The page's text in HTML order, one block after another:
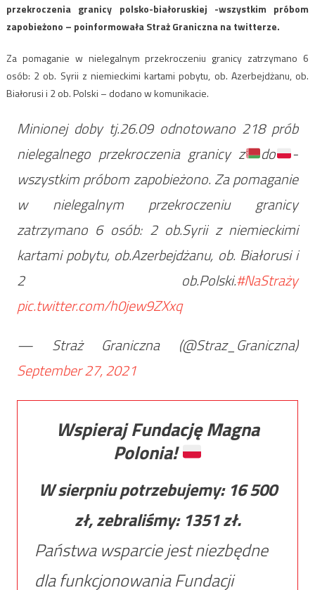
przekroczenia granicy polsko-białoruskiej -wszystkim próbom
zapobieżono – poinformowała Straż Graniczna na twitterze.
Za pomaganie w nielegalnym przekroczeniu granicy zatrzymano 6
osób: 2 ob. Syrii z niemieckimi kartami pobytu, ob. Azerbejdżanu, ob.
Białorusi i 2 ob. Polski – dodano w komunikacie.
Minionej doby tj.26.09 odnotowano 218 prób
nielegalnego przekroczenia granicy z
do
-
wszystkim próbom zapobieżono. Za pomaganie
w nielegalnym przekroczeniu granicy
zatrzymano 6 osób: 2 ob.Syrii z niemieckimi
kartami pobytu, ob.Azerbejdżanu, ob. Białorusi i
2 ob.Polski.#NaStraży
pic.twitter.com/h0jew9ZXxq
— Straż Graniczna (@Straz_Graniczna)
September 27, 2021
Wspieraj Fundację Magna
Polonia!
W sierpniu potrzebujemy: 16 500
zł, zebraliśmy: 1351zł.
Państwa wsparcie jest niezbędne
dla funkcjonowania Fundacji